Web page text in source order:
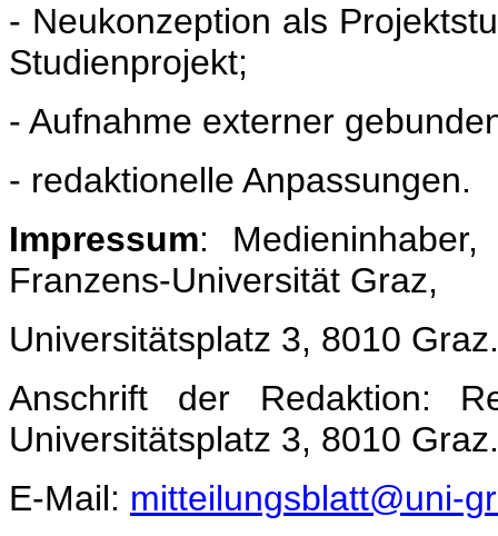
- Neukonzeption als
Studienprojekt;
- Aufnahme externer
- redaktionelle Anpassungen.
Impressum:
Franzens-Universität Graz,
Universitätsplatz 3, 8010
Anschrift der Redaktion:
Universitätsplatz 3, 8010 Graz.
E-Mail: mitteilungsblatt@uni-